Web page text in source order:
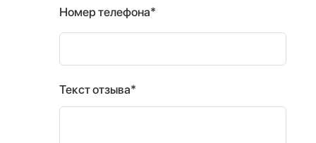
Номер телефона*
Текст отзыва*